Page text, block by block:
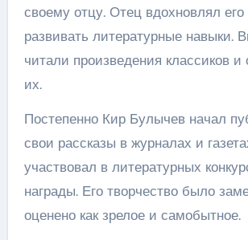
своему отцу. Отец вдохновлял
развивать литературные навыки.
читали произведения классиков
их.
Постепенно Кир Булычев начал
свои рассказы в журналах и
участвовал в литературных
награды. Его творчество было
оценено как зрелое и самобытное.